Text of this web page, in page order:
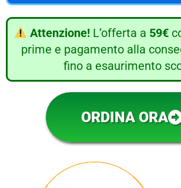
Attenzione!L’offerta a 59€
prime e pagamento alla
fino a esaurimento
ORDINA ORA